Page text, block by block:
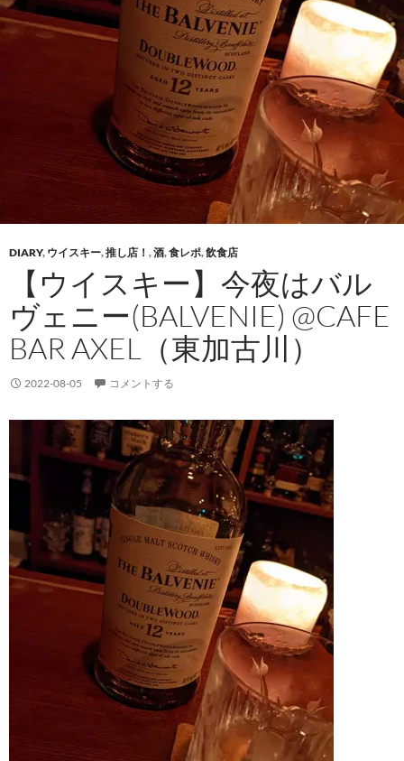
DIARY, ウイスキー,推し店！ ,酒,食レポ,飲食店
【ウイスキー】今夜はバル
ヴェニー(BALVENIE) @CAFE
BAR AXEL（東加古川）
2022-08-05 コメントする